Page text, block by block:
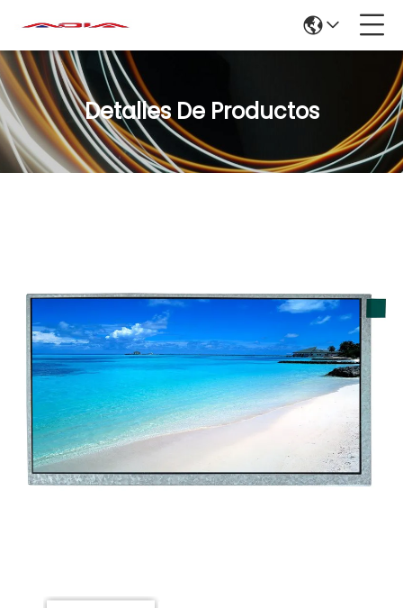
Detalles De Productos